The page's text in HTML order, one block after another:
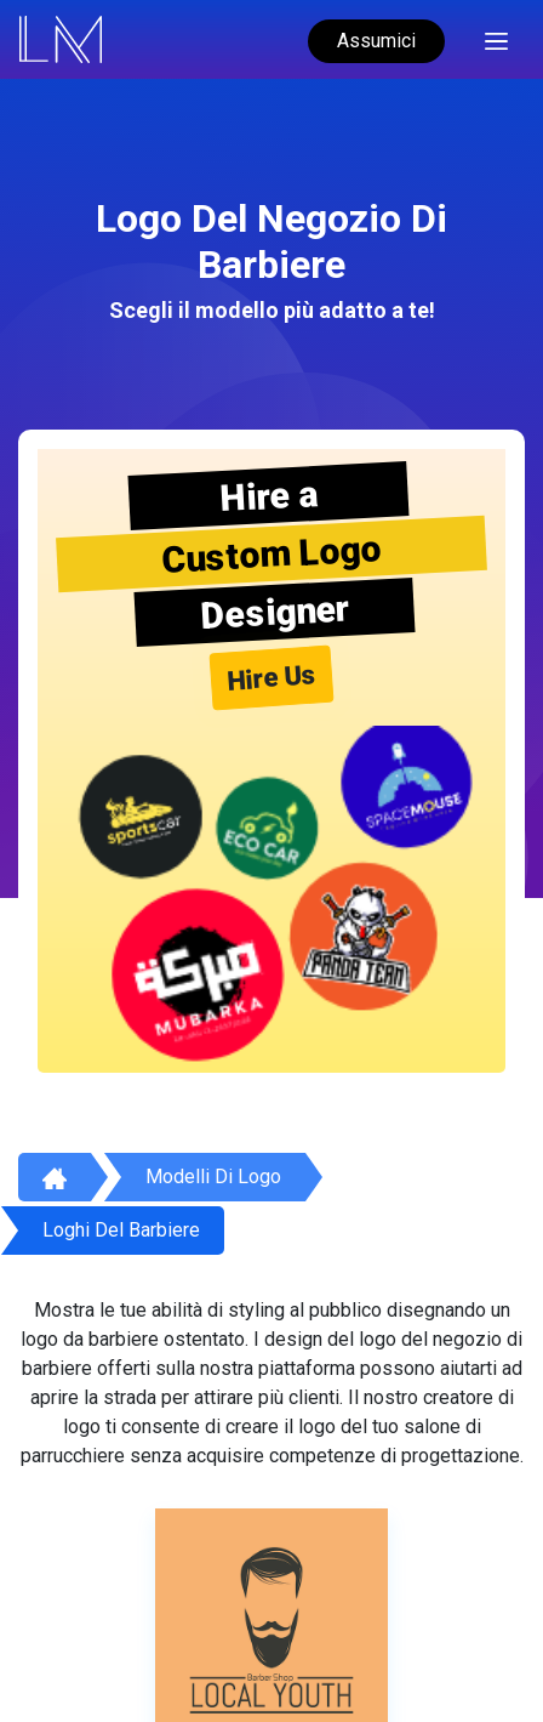
Assumici
Logo Del Negozio Di
Barbiere
Scegli il modello più adatto a te!
Hire a
Custom Logo
Designer
Hire Us
Modelli Di Logo
Loghi Del Barbiere
Mostra le tue abilità di styling al pubblico disegnando un
logo da barbiere ostentato. I design del logo del negozio di
barbiere offerti sulla nostra piattaforma possono aiutarti ad
aprire la strada per attirare più clienti. Il nostro creatore di
logo ti consente di creare il logo del tuo salone di
parrucchiere senza acquisire competenze di progettazione.